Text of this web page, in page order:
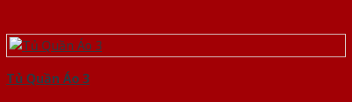
Tủ Quần Áo 3